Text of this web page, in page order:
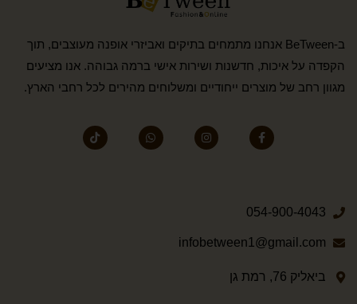
ב-BeTween אנחנו מתמחים בתיקים ואביזרי אופנה מעוצבים, תוך
הקפדה על איכות, חדשנות ושירות אישי ברמה גבוהה. אנו מציעים
מגוון רחב של מוצרים ייחודיים ומשלוחים מהירים לכל רחבי הארץ.
054-900-4043
infobetween1@gmail.com
ביאליק 76, רמת גן